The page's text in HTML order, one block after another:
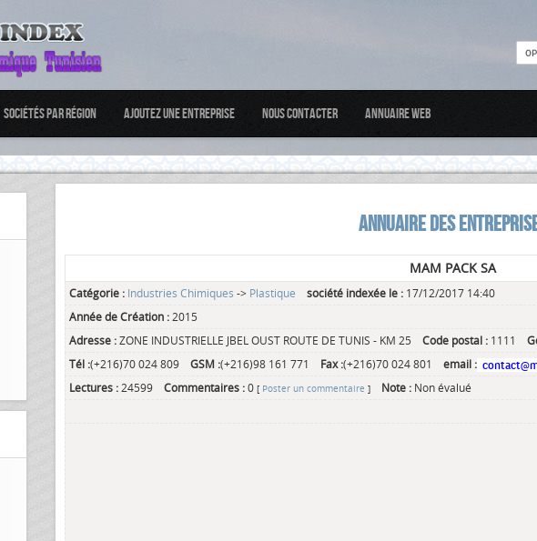
Sociétés par Région Ajoutez une entreprise Nous Contacter Annuaire web
ANNUAIRE DES
MAM PACK SA
Catégorie : Industries Chimiques -> Plastique société indexée le : 17/12/2017 14:40
Année de Création : 2015
Adresse : ZONE INDUSTRIELLE JBEL OUST ROUTE DE TUNIS - KM 25 Code postal : 1111
Tél :(+216)70 024 809 GSM :(+216)98 161 771 Fax :(+216)70 024 801 email :
Lectures : 24599Commentaires :0[ Poster un commentaire ] Note : Non évalué